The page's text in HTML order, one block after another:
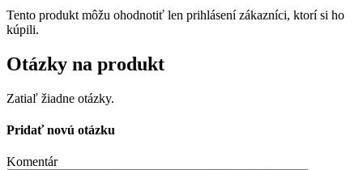
Tento produkt môžu ohodnotiť len prihlásení zákazníci, ktorí si ho
kúpili.
Otázky na produkt
Zatiaľ žiadne otázky.
Pridať novú otázku
Komentár